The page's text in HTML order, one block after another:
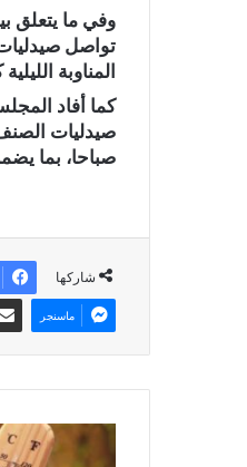
وفي ما يتعلق
تواصل
المناوبة
كما أفاد
صيدليات الصنف
صباحا، بما
شاركها
ماسنجر